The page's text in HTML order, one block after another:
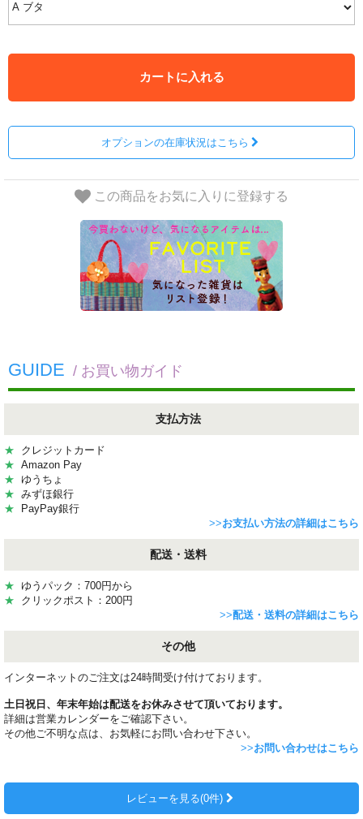
カートに入れる
オプションの在庫状況はこちら
この商品をお気に入りに登録する
GUIDE / お買い物ガイド
支払方法
★ クレジットカード
★ Amazon Pay
★ ゆうちょ
★ みずほ銀行
★ PayPay銀行
>>お支払い方法の詳細はこちら
配送・送料
★ ゆうパック：700円から
★ クリックポスト：200円
>>配送・送料の詳細はこちら
その他
インターネットのご注文は24時間受け付けております。
土日祝日、年末年始は配送をお休みさせて頂いております。
詳細は営業カレンダーをご確認下さい。
その他ご不明な点は、お気軽にお問い合わせ下さい。
>>お問い合わせはこちら
レビューを見る(0件)